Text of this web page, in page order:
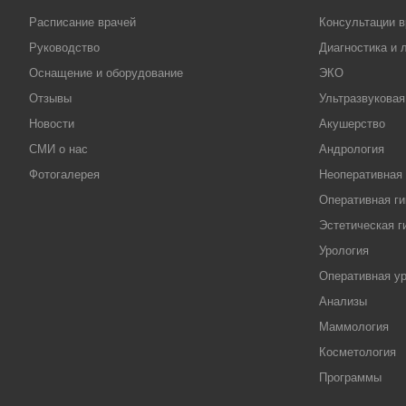
Расписание врачей
Руководство
Оснащение и оборудование
Отзывы
Новости
СМИ о нас
Фотогалерея
Консультации
Диагностика и
ЭКО
Акушерство
Андрология
Неоперативная
Оперативная
Эстетическая
Урология
Оперативная
Анализы
Маммология
Косметология
Программы